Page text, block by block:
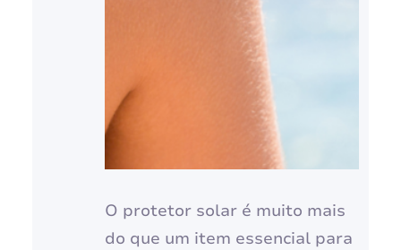
O protetor solar é muito mais
do que um item essencial para